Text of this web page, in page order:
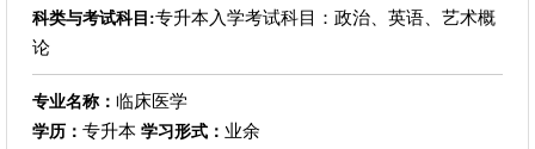
科类与考试科目:专升本入学考试科目：政治、英语、艺术概
论
专业名称： 临床医学
学历： 专升本 学习形式： 业余